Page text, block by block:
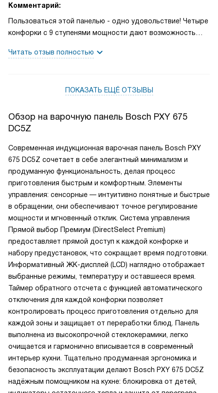
Комментарий:
Пользоваться этой панелью - одно удовольствие! Четыре
конфорки с 9 ступенями мощности дают возможность
распознавания посуды позволяет экономить энергию,
удобное и интуитивное, а TFT дисплей всегда показывает
для каждой конфорки - просто спасение для забывчивых,
как я! Зона расширения FlexInduction позволяет готовить
идеальна для быстрого подогрева. Сенсор PerfectFry с 5
температурными диапазонами помогает достичь
идеального результата при жарке. Однажды я забыла
выключить панель, но благодаря защитному отключению
она сама выключилась, не допустив перегрева. А
блокировка от детей защищает моего малыша от
случайного включения. А еще мне очень нравится функция
поддержания тепла. Когда гости опаздывают, я просто
включаю ее, и блюдо остается горячим! В общем, это
больше, чем просто варочная панель. Это помощник,
который делает процесс приготовления пищи проще,
быстрее и приятнее!
Читать отзыв полностью
ПОКАЗАТЬ ЕЩЁ ОТЗЫВЫ
Обзор на варочную панель Bosch PXY 675
DC5Z
Современная индукционная варочная панель Bosch PXY
675 DC5Z сочетает в себе элегантный минимализм и
продуманную функциональность, делая процесс
приготовления быстрым и комфортным. Элементы
управления: сенсорные — интуитивно понятные и быстрые
в обращении, они обеспечивают точное регулирование
мощности и мгновенный отклик. Система управления
Прямой выбор Премиум (DirectSelect Premium)
предоставляет прямой доступ к каждой конфорке и
набору предустановок, что сокращает время подготовки.
Информативный ЖК-дисплей (LCD) наглядно отображает
выбранные режимы, температуру и оставшееся время.
Таймер обратного отсчета с функцией автоматического
отключения для каждой конфорки позволяет
контролировать процесс приготовления отдельно для
каждой зоны и защищает от переработки блюд. Панель
выполнена из высокопрочной стеклокерамики, легко
очищается и гармонично вписывается в современный
интерьер кухни. Тщательно продуманная эргономика и
безопасность эксплуатации делают Bosch PXY 675 DC5Z
надёжным помощником на кухне: блокировка от детей,